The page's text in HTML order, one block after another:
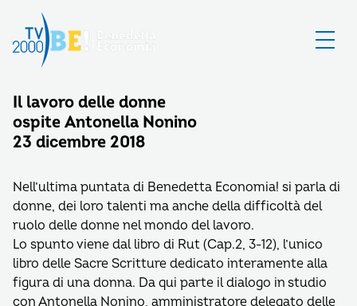
Il lavoro delle donne
ospite Antonella Nonino
23 dicembre 2018
Nell’ultima puntata di Benedetta Economia! si parla di
donne, dei loro talenti ma anche della difficoltà del
ruolo delle donne nel mondo del lavoro.
Lo spunto viene dal libro di Rut (Cap.2, 3-12), l’unico
libro delle Sacre Scritture dedicato interamente alla
figura di una donna. Da qui parte il dialogo in studio
con Antonella Nonino, amministratore delegato delle